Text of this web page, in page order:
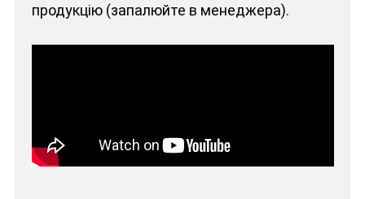
продукцію (запалюйте в менеджера).